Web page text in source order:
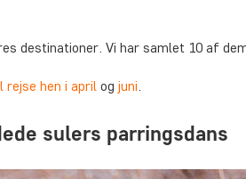
destinationer. Vi har samlet 10 af
rejse hen i april og juni.
sulers parringsdans